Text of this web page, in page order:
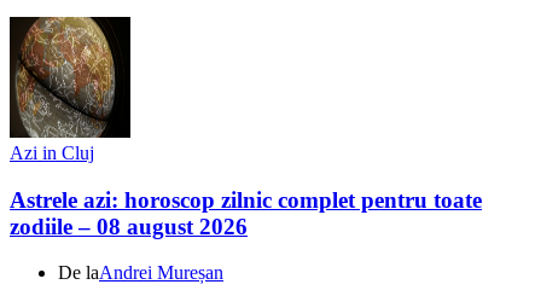
Azi in Cluj
Astrele azi: horoscop zilnic complet pentru toate
zodiile – 08 august 2026
De laAndrei Mureșan